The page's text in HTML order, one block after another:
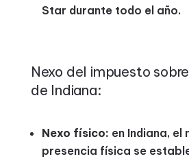
Star durante todo el año.
Nexo del impuesto
de Indiana:
Nexo físico: en Indiana, el
presencia física se